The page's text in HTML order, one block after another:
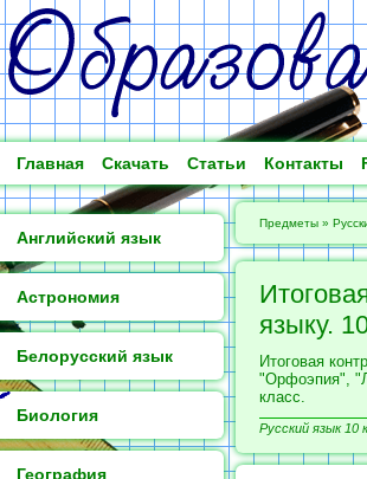
Главная Скачать Статьи Контакты
Английский язык
Астрономия
Белорусский язык
Биология
География
Предметы »
языку.
Итоговая
"Орфоэпия",
класс.
Русский язык 10